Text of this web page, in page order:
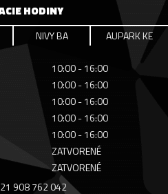
HODINY
NIVY BA AUPARK KE
10:00 - 16:00
10:00 - 16:00
10:00 - 16:00
10:00 - 16:00
10:00 - 16:00
ZATVORENÉ
ZATVORENÉ
908 762 042